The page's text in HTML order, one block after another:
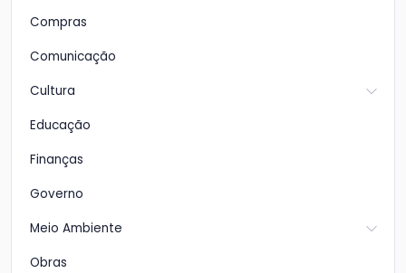
Compras
Comunicação
Cultura
Educação
Finanças
Governo
Meio Ambiente
Obras